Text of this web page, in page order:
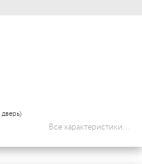
Все характеристики...